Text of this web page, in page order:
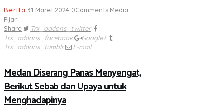
Berita 31 Maret 2024 0Comments Media
Pijar
Share
Trx_addons_twitter
Trx_addons_facebook
Google+
Trx_addons_tumblr
E-mail
Medan Diserang Panas Menyengat,
Berikut Sebab dan Upaya untuk
Menghadapinya